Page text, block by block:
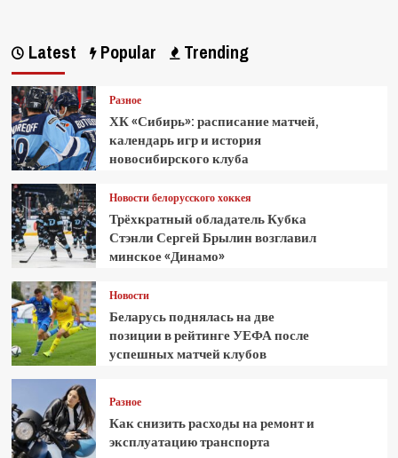
Latest Popular Trending
Разное
ХК «Сибирь»: расписание матчей,
календарь игр и история
новосибирского клуба
Новости белорусского хоккея
Трёхкратный обладатель Кубка
Стэнли Сергей Брылин возглавил
минское «Динамо»
Новости
Беларусь поднялась на две
позиции в рейтинге УЕФА после
успешных матчей клубов
Разное
Как снизить расходы на ремонт и
эксплуатацию транспорта